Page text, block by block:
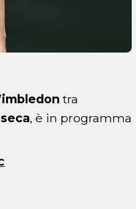
tra
, è in programma